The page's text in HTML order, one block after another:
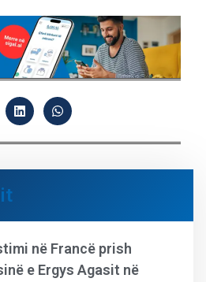
në Francë prish
e Ergys Agasit në